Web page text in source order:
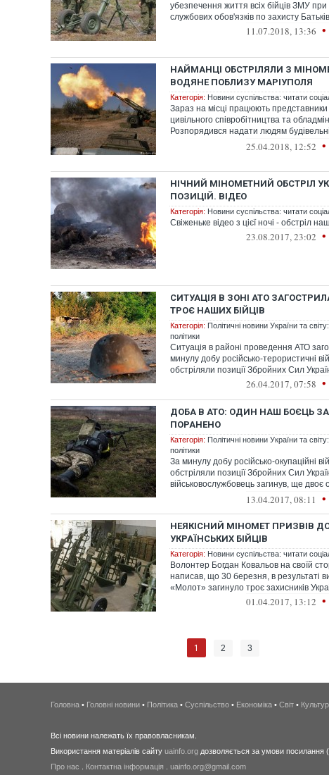
убезпечення життя всіх бійців ЗМУ при
службових обов'язків по захисту
11.07.2018, 13:36 •
НАЙМАНЦІ ОБСТРІЛЯЛИ З
ВОДЯНЕ ПОБЛИЗУ МАРІУПОЛЯ
Категорія: Новини суспільства: читати
Зараз на місці працюють представники
цивільного співробітництва та
Розпорядився надати людям
25.04.2018, 12:52 •
НІЧНИЙ МІНОМЕТНИЙ ОБСТРІЛ
ПОЗИЦІЙ. ВІДЕО
Категорія: Новини суспільства: читати
Свіженьке відео з цієї ночі - обстріл
23.08.2017, 23:02 •
СИТУАЦІЯ В ЗОНІ АТО
ТРОЄ НАШИХ БІЙЦІВ
Категорія: Політичні новини України та
політики
Ситуація в районі проведення АТО
минулу добу російсько-терористичні
обстріляли позиції Збройних Сил
26.04.2017, 07:58 •
ДОБА В АТО: ОДИН НАШ БОЄЦЬ
ПОРАНЕНО
Категорія: Політичні новини України та
політики
За минулу добу російсько-окупаційні
обстріляли позиції Збройних Сил
військовослужбовець загинув, ще двоє
13.04.2017, 08:11 •
НЕЯКІСНИЙ МІНОМЕТ ПРИЗВІВ ДО
УКРАЇНСЬКИХ БІЙЦІВ
Категорія: Новини суспільства: читати
Волонтер Богдан Ковальов на своїй
написав, що 30 березня, в результаті
«Молот» загинуло троє захисників
01.04.2017, 13:12 •
1 2 3
Головна • Головні новини • Політика • Суспільство • Економіка • Світ •
Всі новини належать їх правовласникам.
Використання матеріалів сайту uainfo.org дозволяється за умови посилання
Про нас
Контактна інформація uainfo.org@gmail.com